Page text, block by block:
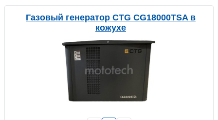
Газовый генератор CTG CG18000TSA в
кожухе